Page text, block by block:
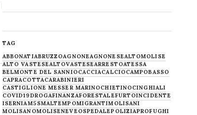
TAG
ABBONATIABRUZZOAGNONEAGNONESEALTOMOLISE
ALTO VASTESEALTOVASTESEARRESTOATESSA
BELMONTE DEL SANNIOCACCIACALCIOCAMPOBASSO
CAPRACOTTACARABINIERI
CASTIGLIONE MESSER MARINOCHIETINOCINGHIALI
COVID19DROGAFINANZAFORESTALEFURTOINCIDENTE
ISERNIAM5SMALTEMPOMIGRANTIMOLISANI
MOLISANOMOLISENEVE OSPEDALEPOLIZIAPROFUGHI